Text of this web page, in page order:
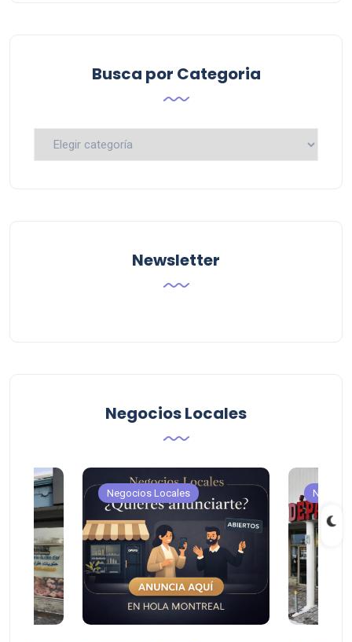
Busca por Categoria
Busca
Newsletter
Negocios Locales
Negocios Locales